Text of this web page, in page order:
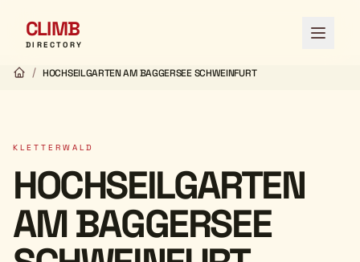
CLIMB
DIRECTORY Menü
/ HOCHSEILGARTEN AM BAGGERSEE SCHWEINFURT
KLETTERWALD
HOCHSEILGARTEN
AM BAGGERSEE